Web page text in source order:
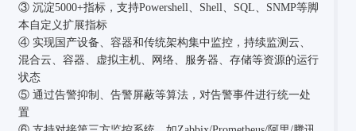
③ 沉淀5000+指标，支持Powershell、Shell、SQL、SNMP等脚
本自定义扩展指标
④ 实现国产设备、容器和传统架构集中监控，持续监测云、
混合云、容器、虚拟主机、网络、服务器、存储等资源的运行
状态
⑤ 通过告警抑制、告警屏蔽等算法，对告警事件进行统一处
置